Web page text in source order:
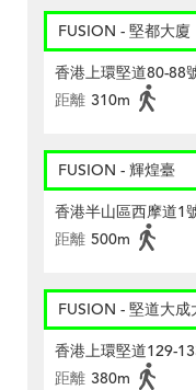
FUSION - 堅都大廈
香港上環堅道80-88
距離 310m
FUSION - 輝煌臺
香港半山區西摩道1
距離 500m
FUSION - 堅道大成
香港上環堅道129-
距離 380m